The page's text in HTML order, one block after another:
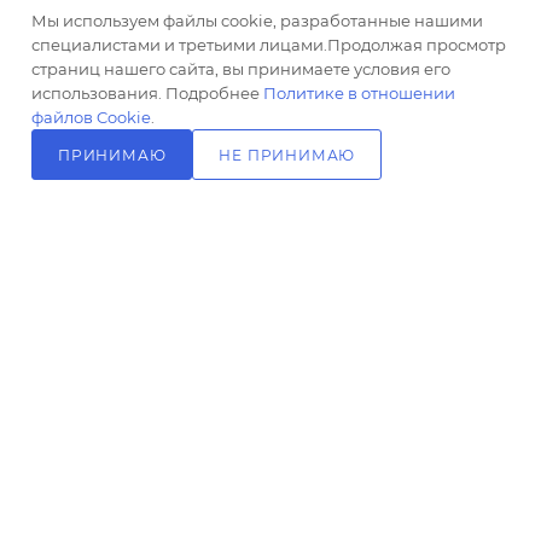
В КОРЗИНУ
Материал
ПВХ,
латунь
Монтаж
(скрытый
ПОДПИСАТЬСЯ НА РАССЫЛКУ
+7 (499) 703-24-24 ЗАКАЗАТЬ ЗВОНОК
info@l-24.ru
125481 г. Москва, ул. Свободы, д.
Мы используем файлы cookie, разработанные нашими
специалистами и третьими лицами.Продолжая просмотр
страниц нашего сайта, вы принимаете условия его
использования. Подробнее Политике в отношении
файлов Cookie
ПРИНИМАЮ НЕ ПРИНИМАЮ